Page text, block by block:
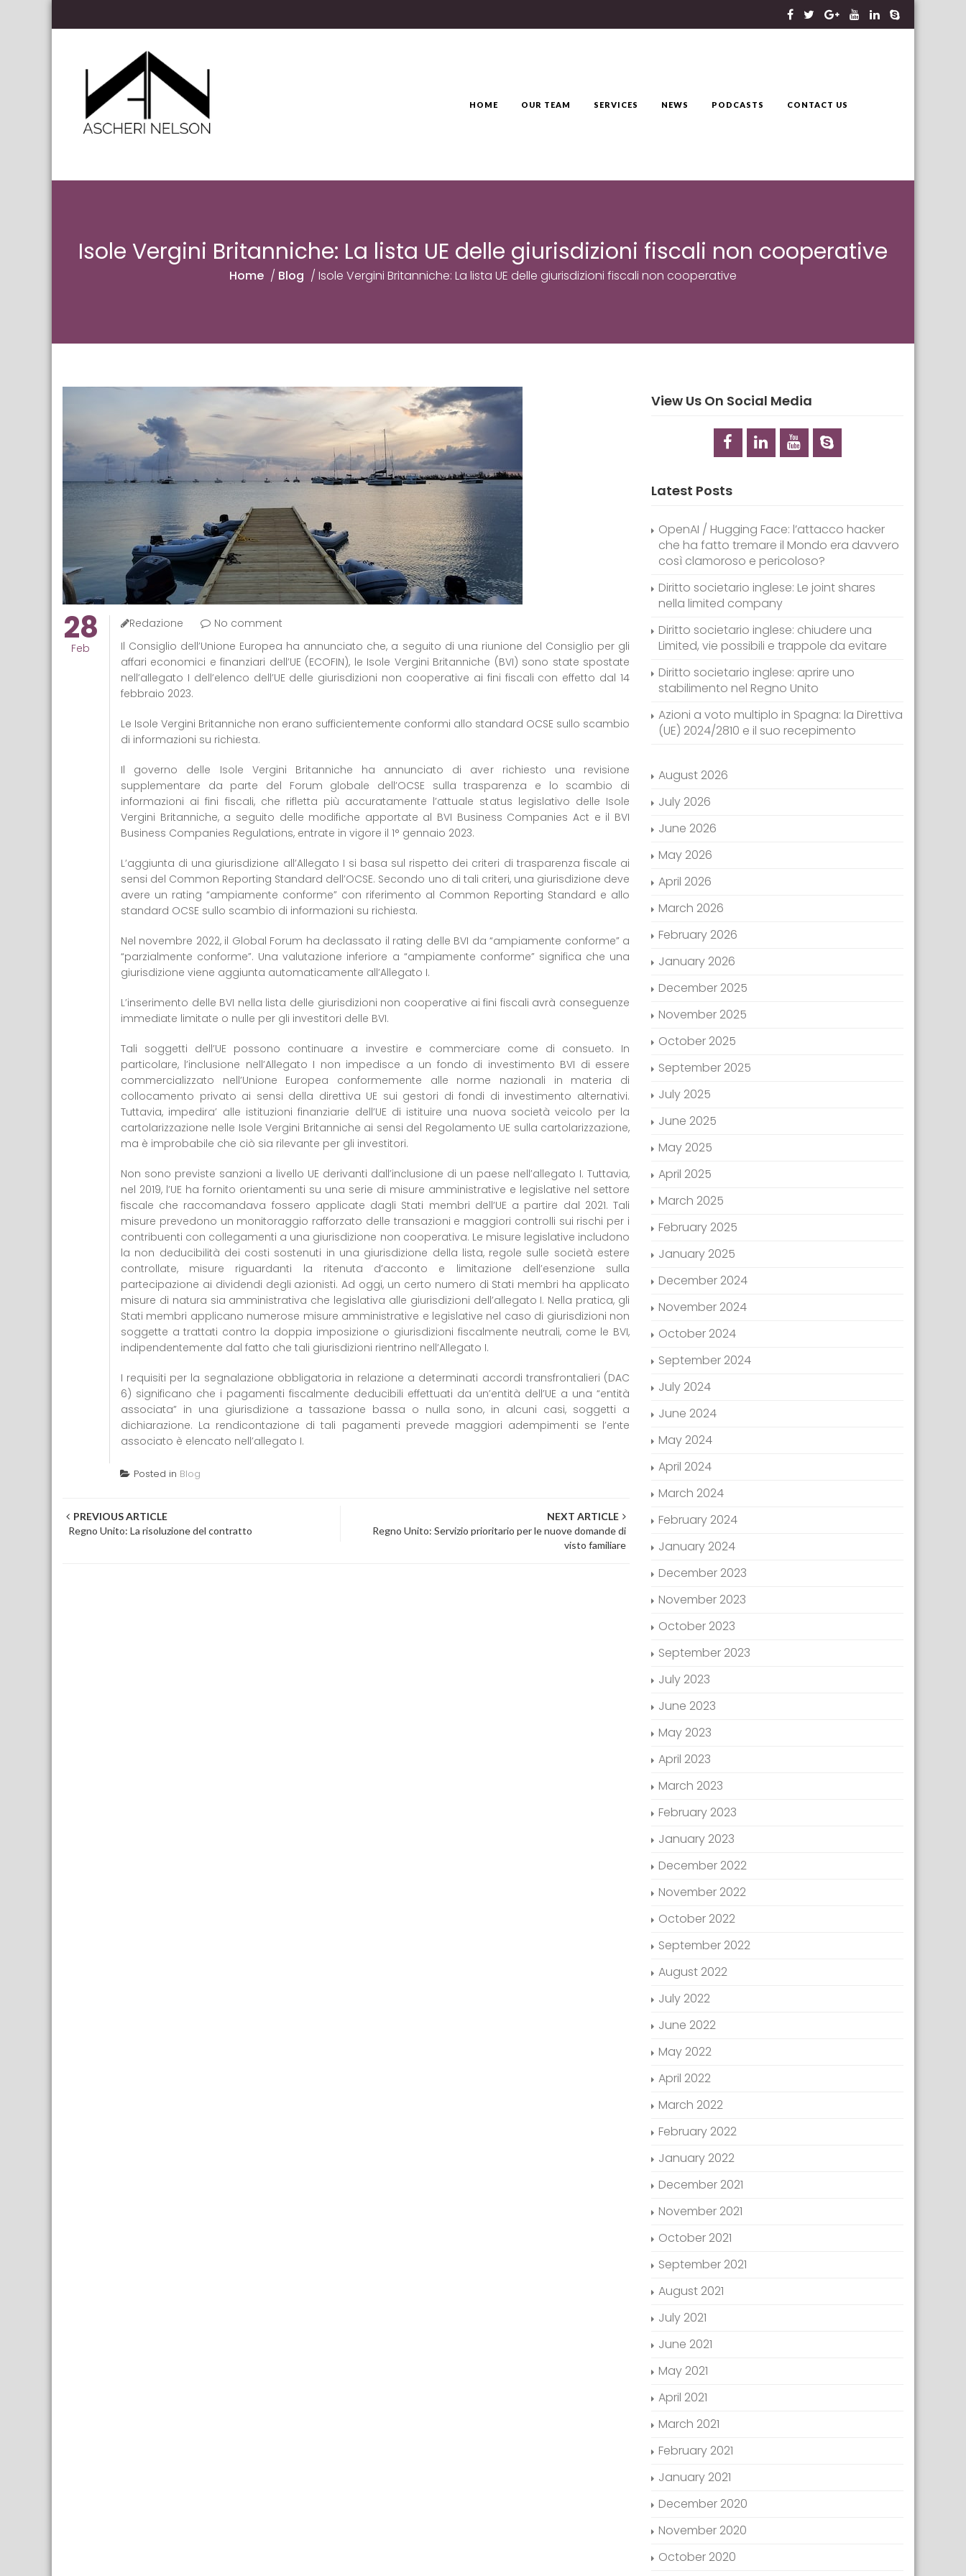
Ascheri Nelson LLP
HOME OUR TEAM SERVICES NEWS PODCASTS CONTACT US
Isole Vergini Britanniche: La lista UE delle giurisdizioni fiscali non cooperative
Home / Blog / Isole Vergini Britanniche: La lista UE delle giurisdizioni fiscali non cooperative
28
Feb
Redazione
No comment
Il Consiglio dell’Unione Europea ha annunciato che, a seguito di una riunione del Consiglio per gli
affari economici e finanziari dell’UE (ECOFIN), le Isole Vergini Britanniche (BVI) sono state spostate
nell’allegato I dell’elenco dell’UE delle giurisdizioni non cooperative ai fini fiscali con effetto dal 14
febbraio 2023.
Le Isole Vergini Britanniche non erano sufficientemente conformi allo standard OCSE sullo scambio
di informazioni su richiesta.
Il governo delle Isole Vergini Britanniche ha annunciato di aver richiesto una revisione
supplementare da parte del Forum globale dell’OCSE sulla trasparenza e lo scambio di
informazioni ai fini fiscali, che rifletta più accuratamente l’attuale status legislativo delle Isole
Vergini Britanniche, a seguito delle modifiche apportate al BVI Business Companies Act e il BVI
Business Companies Regulations, entrate in vigore il 1° gennaio 2023.
L’aggiunta di una giurisdizione all’Allegato I si basa sul rispetto dei criteri di trasparenza fiscale ai
sensi del Common Reporting Standard dell’OCSE. Secondo uno di tali criteri, una giurisdizione deve
avere un rating “ampiamente conforme” con riferimento al Common Reporting Standard e allo
standard OCSE sullo scambio di informazioni su richiesta.
Nel novembre 2022, il Global Forum ha declassato il rating delle BVI da “ampiamente conforme” a
“parzialmente conforme”. Una valutazione inferiore a “ampiamente conforme” significa che una
giurisdizione viene aggiunta automaticamente all’Allegato I.
L’inserimento delle BVI nella lista delle giurisdizioni non cooperative ai fini fiscali avrà conseguenze
immediate limitate o nulle per gli investitori delle BVI.
Tali soggetti dell’UE possono continuare a investire e commerciare come di consueto. In
particolare, l’inclusione nell’Allegato I non impedisce a un fondo di investimento BVI di essere
commercializzato nell’Unione Europea conformemente alle norme nazionali in materia di
collocamento privato ai sensi della direttiva UE sui gestori di fondi di investimento alternativi.
Tuttavia, impedira’ alle istituzioni finanziarie dell’UE di istituire una nuova società veicolo per la
cartolarizzazione nelle Isole Vergini Britanniche ai sensi del Regolamento UE sulla cartolarizzazione,
ma è improbabile che ciò sia rilevante per gli investitori.
Non sono previste sanzioni a livello UE derivanti dall’inclusione di un paese nell’allegato I. Tuttavia,
nel 2019, l’UE ha fornito orientamenti su una serie di misure amministrative e legislative nel settore
fiscale che raccomandava fossero applicate dagli Stati membri dell’UE a partire dal 2021. Tali
misure prevedono un monitoraggio rafforzato delle transazioni e maggiori controlli sui rischi per i
contribuenti con collegamenti a una giurisdizione non cooperativa. Le misure legislative includono
la non deducibilità dei costi sostenuti in una giurisdizione della lista, regole sulle società estere
controllate, misure riguardanti la ritenuta d’acconto e limitazione dell’esenzione sulla
partecipazione ai dividendi degli azionisti. Ad oggi, un certo numero di Stati membri ha applicato
misure di natura sia amministrativa che legislativa alle giurisdizioni dell’allegato I. Nella pratica, gli
Stati membri applicano numerose misure amministrative e legislative nel caso di giurisdizioni non
soggette a trattati contro la doppia imposizione o giurisdizioni fiscalmente neutrali, come le BVI,
indipendentemente dal fatto che tali giurisdizioni rientrino nell’Allegato I.
I requisiti per la segnalazione obbligatoria in relazione a determinati accordi transfrontalieri (DAC
6) significano che i pagamenti fiscalmente deducibili effettuati da un’entità dell’UE a una “entità
associata” in una giurisdizione a tassazione bassa o nulla sono, in alcuni casi, soggetti a
dichiarazione. La rendicontazione di tali pagamenti prevede maggiori adempimenti se l’ente
associato è elencato nell’allegato I.
Posted in Blog
Post navigation
PREVIOUS ARTICLE
Regno Unito: La risoluzione del contratto
NEXT ARTICLE
Regno Unito: Servizio prioritario per le nuove domande di
visto familiare
View Us On Social Media
Latest Posts
OpenAI / Hugging Face: l’attacco hacker
che ha fatto tremare il Mondo era davvero
così clamoroso e pericoloso?
Diritto societario inglese: Le joint shares
nella limited company
Diritto societario inglese: chiudere una
Limited, vie possibili e trappole da evitare
Diritto societario inglese: aprire uno
stabilimento nel Regno Unito
Azioni a voto multiplo in Spagna: la Direttiva
(UE) 2024/2810 e il suo recepimento
August 2026
July 2026
June 2026
May 2026
April 2026
March 2026
February 2026
January 2026
December 2025
November 2025
October 2025
September 2025
July 2025
June 2025
May 2025
April 2025
March 2025
February 2025
January 2025
December 2024
November 2024
October 2024
September 2024
July 2024
June 2024
May 2024
April 2024
March 2024
February 2024
January 2024
December 2023
November 2023
October 2023
September 2023
July 2023
June 2023
May 2023
April 2023
March 2023
February 2023
January 2023
December 2022
November 2022
October 2022
September 2022
August 2022
July 2022
June 2022
May 2022
April 2022
March 2022
February 2022
January 2022
December 2021
November 2021
October 2021
September 2021
August 2021
July 2021
June 2021
May 2021
April 2021
March 2021
February 2021
January 2021
December 2020
November 2020
October 2020